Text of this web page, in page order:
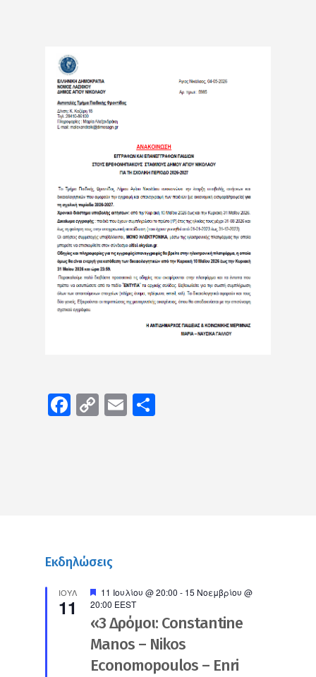
Facebook
CopyEmail
Εκδηλώσεις
ΙΟΎΛ
11
Προτεινόμενο
11 Ιουλίου @ 20:00 - 15 Νοεμβρίου @
20:00 EEST
«3 Δρόμοι: Constantine
Manos – Nikos
Economopoulos – Enri